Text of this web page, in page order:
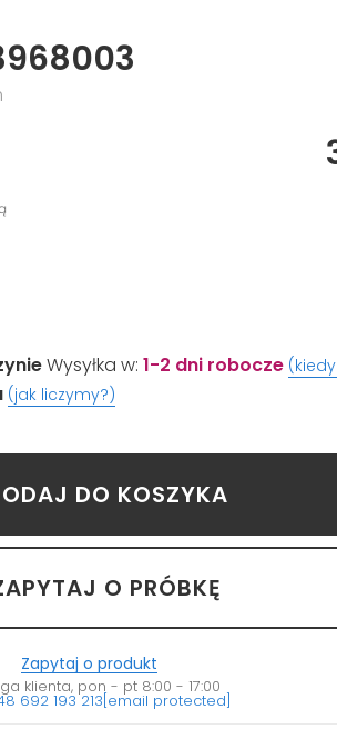
Wysyłka w: 1-2 dni robocze
(jak liczymy?)
DO KOSZYKA
O PRÓBKĘ
Zapytaj o produkt
klienta, pon - pt 8:00 - 17:00
692 193 213[email protected]